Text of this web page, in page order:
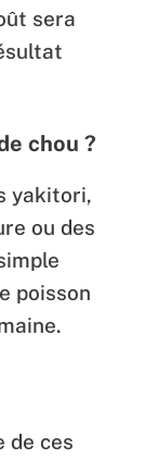
sera
chou ?
yakitori,
ou des
poisson
de ces